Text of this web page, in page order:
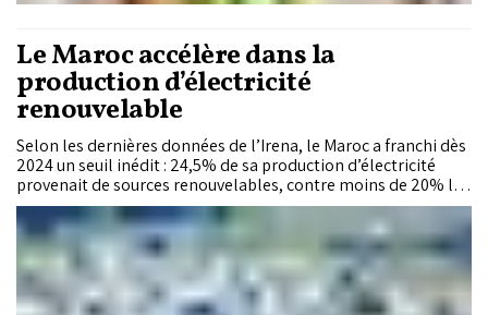
Le Maroc accélère dans la
production d’électricité
renouvelable
Selon les dernières données de l’Irena, le Maroc a franchi dès
2024 un seuil inédit : 24,5% de sa production d’électricité
provenait de sources renouvelables, contre moins de 20% les
années précédentes. Malgré ce record, le Royaume reste sous
les moyennes africaine (29%) et mondiale (31,7%). Un
contraste avec la capacité installée, où le Maroc fait mieux
que la moyenne africaine : les renouvelables représentaient
39,6% de la puissance électrique installée en 2025, contre
29,1% sur le continent.